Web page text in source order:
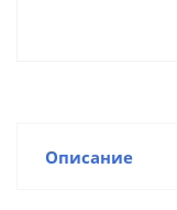
Описание